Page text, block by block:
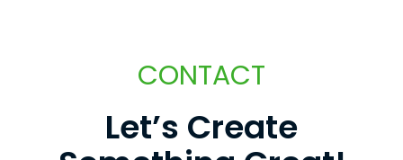
CONTACT
Let’s Create